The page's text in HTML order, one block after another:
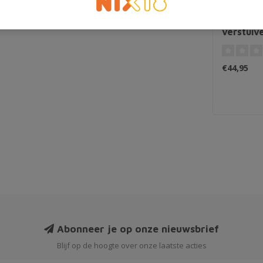
€44,95
Abonneer je op onze nieuwsbrief
Blijf op de hoogte over onze laatste acties